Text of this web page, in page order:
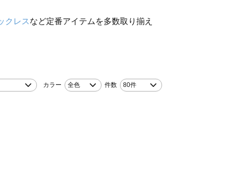
クレス など定番アイテムを多数取り揃え
カラー 全色 件数 80件